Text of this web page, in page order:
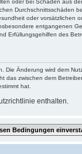
oder bei Schäden aus
Durchschnittsschäden
oder
entgangenen
Erfüllungsgehilfen des
Änderung wird dem
zwischen dem
hat.
enthalten.